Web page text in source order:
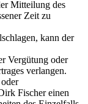
Mitteilung des
Zeit zu
kann der
Vergütung oder
verlangen.
Fischer einen